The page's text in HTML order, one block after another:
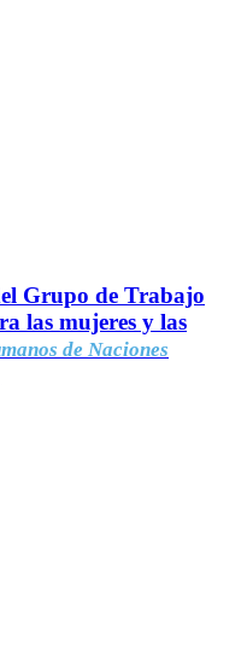
Grupo de Trabajo
las mujeres y las
de Naciones